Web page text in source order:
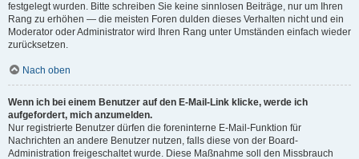
festgelegt wurden. Bitte schreiben Sie keine sinnlosen Beiträge, nur um Ihren
Rang zu erhöhen — die meisten Foren dulden dieses Verhalten nicht und ein
Moderator oder Administrator wird Ihren Rang unter Umständen einfach wieder
zurücksetzen.
Nach oben
Wenn ich bei einem Benutzer auf den E-Mail-Link klicke, werde ich
aufgefordert, mich anzumelden.
Nur registrierte Benutzer dürfen die foreninterne E-Mail-Funktion für
Nachrichten an andere Benutzer nutzen, falls diese von der Board-
Administration freigeschaltet wurde. Diese Maßnahme soll den Missbrauch